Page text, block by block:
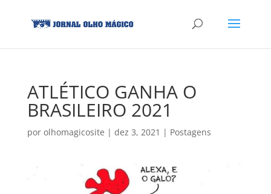
ATLÉTICO GANHA O
BRASILEIRO 2021
por olhomagicosite | dez 3, 2021 | Postagens